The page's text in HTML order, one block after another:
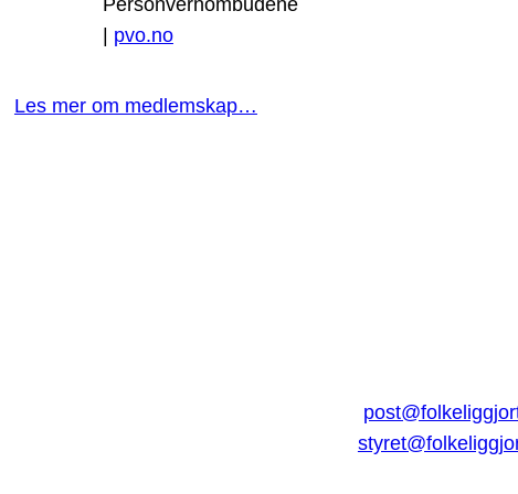
| pvo.no
Les mer om medlemskap…